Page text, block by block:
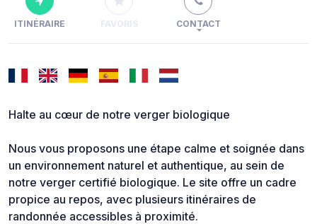
ITINÉRAIRE FAVORIS CONTACT
Halte au cœur de notre verger biologique
Nous vous proposons une étape calme et soignée dans
un environnement naturel et authentique, au sein de
notre verger certifié biologique. Le site offre un cadre
propice au repos, avec plusieurs itinéraires de
randonnée accessibles à proximité.